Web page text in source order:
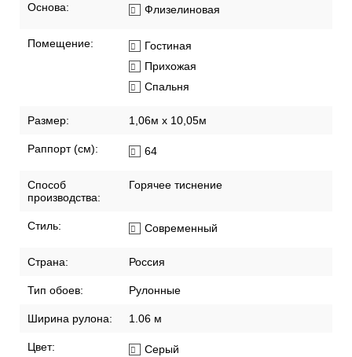
Основа: Флизелиновая
Помещение:
Гостиная
Прихожая
Спальня
Размер: 1,06м х 10,05м
Раппорт (см): 64
Способ
производства:
Горячее тиснение
Стиль: Современный
Страна: Россия
Тип обоев: Рулонные
Ширина рулона: 1.06 м
Цвет: Серый